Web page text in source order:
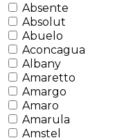
Absente
Absolut
Abuelo
Aconcagua
Albany
Amaretto
Amargo
Amaro
Amarula
Amstel